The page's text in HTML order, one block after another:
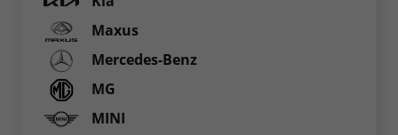
Maxus
Mercedes-Benz
MG
MINI